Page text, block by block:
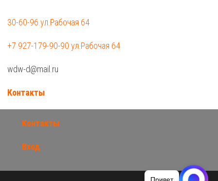
30-60-96 ул.Рабочая 64
+7 927-179-90-90 ул.Рабочая 64
wdw-d@mail.ru
Контакты
Контакты
Вход